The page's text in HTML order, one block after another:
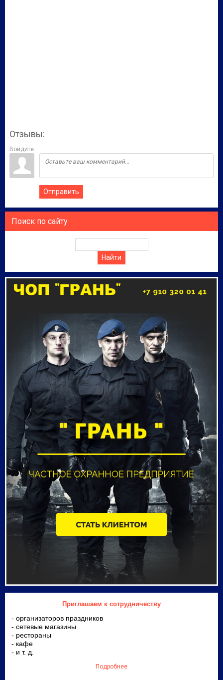
Отзывы:
Войдите:
Отправить
Поиск по сайту
Приглашаем к сотрудничеству
- организаторов праздников
- сетевые магазины
- рестораны
- кафе
- и т. д.
Подробнее